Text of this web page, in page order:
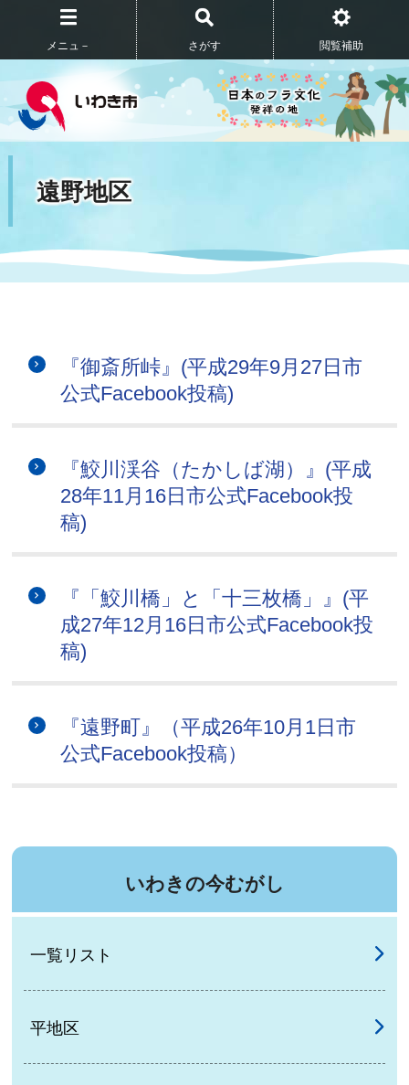
メニュ－ さがす 閲覧補助
遠野地区
『御斎所峠』(平成29年9月27日市
公式Facebook投稿)
『鮫川渓谷（たかしば湖）』(平成
28年11月16日市公式Facebook投
稿)
『「鮫川橋」と「十三枚橋」』(平
成27年12月16日市公式Facebook投
稿)
『遠野町』（平成26年10月1日市
公式Facebook投稿）
いわきの今むがし
一覧リスト
平地区